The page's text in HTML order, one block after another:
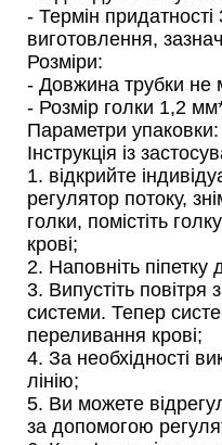
- Термін придатності
виготовлення,
Розміри:
- Довжина трубки
- Розмір голки 1,2
Параметри
Інструкція із
1. відкрийте
регулятор потоку,
голки, помістіть
крові;
2. Наповніть
3. Випустіть повітря
системи. Тепер
переливання крові;
4. За необхідності
лінію;
5. Ви можете
за допомогою